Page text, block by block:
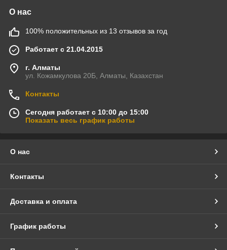
О нас
100% положительных из 13 отзывов за год
Работает с 21.04.2015
г. Алматы
ул. Кожамкулова 20Б, Алматы, Казахстан
Контакты
Сегодня работает с 10:00 до 15:00
Показать весь график работы
О нас
Контакты
Доставка и оплата
График работы